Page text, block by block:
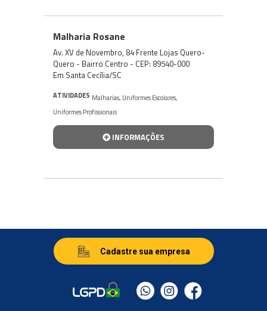
Malharia Rosane
Av. XV de Novembro, 84 Frente Lojas Quero-
Quero - Bairro Centro - CEP: 89540-000
Em Santa Cecília/SC
ATIVIDADES Malharias, Uniformes Escolares,
Uniformes Profissionais
INFORMAÇÕES
Cadastre sua empresa